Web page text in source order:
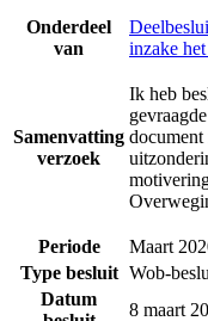
Onderdeel
van
inzake
Samenvatting
verzoek
Ik heb
Periode
Maart
Type besluit Wob-
Datum
8 maart